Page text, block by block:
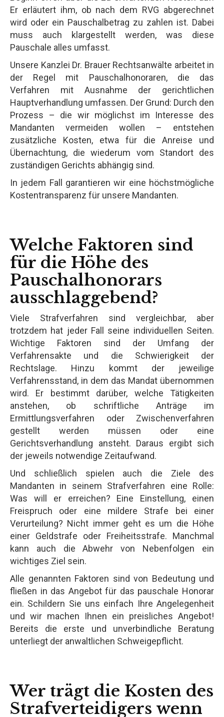
Er erläutert ihm, ob nach dem RVG abgerechnet
wird oder ein Pauschalbetrag zu zahlen ist. Dabei
muss auch klargestellt werden, was diese
Pauschale alles umfasst.
Unsere Kanzlei Dr. Brauer Rechtsanwälte arbeitet in
der Regel mit Pauschalhonoraren, die das
Verfahren mit Ausnahme der gerichtlichen
Hauptverhandlung umfassen. Der Grund: Durch den
Prozess – die wir möglichst im Interesse des
Mandanten vermeiden wollen – entstehen
zusätzliche Kosten, etwa für die Anreise und
Übernachtung, die wiederum vom Standort des
zuständigen Gerichts abhängig sind.
In jedem Fall garantieren wir eine höchstmögliche
Kostentransparenz für unsere Mandanten.
Welche Faktoren sind
für die Höhe des
Pauschalhonorars
ausschlaggebend?
Viele Strafverfahren sind vergleichbar, aber
trotzdem hat jeder Fall seine individuellen Seiten.
Wichtige Faktoren sind der Umfang der
Verfahrensakte und die Schwierigkeit der
Rechtslage. Hinzu kommt der jeweilige
Verfahrensstand, in dem das Mandat übernommen
wird. Er bestimmt darüber, welche Tätigkeiten
anstehen, ob schriftliche Anträge im
Ermittlungsverfahren oder Zwischenverfahren
gestellt werden müssen oder eine
Gerichtsverhandlung ansteht. Daraus ergibt sich
der jeweils notwendige Zeitaufwand.
Und schließlich spielen auch die Ziele des
Mandanten in seinem Strafverfahren eine Rolle:
Was will er erreichen? Eine Einstellung, einen
Freispruch oder eine mildere Strafe bei einer
Verurteilung? Nicht immer geht es um die Höhe
einer Geldstrafe oder Freiheitsstrafe. Manchmal
kann auch die Abwehr von Nebenfolgen ein
wichtiges Ziel sein.
Alle genannten Faktoren sind von Bedeutung und
fließen in das Angebot für das pauschale Honorar
ein. Schildern Sie uns einfach Ihre Angelegenheit
und wir machen Ihnen ein preisliches Angebot!
Bereits die erste und unverbindliche Beratung
unterliegt der anwaltlichen Schweigepflicht.
Wer trägt die Kosten des
Strafverteidigers wenn